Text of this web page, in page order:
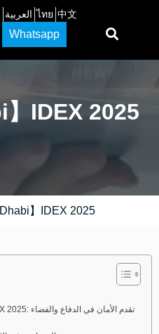
العربية ไทย 中文
Whatsapp
】IDEX 2025
】IDEX 2025